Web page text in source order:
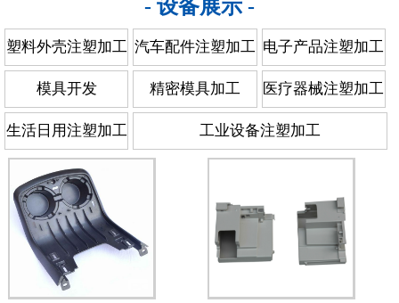
- 设备展示 -
塑料外壳注塑加工 汽车配件注塑加工 电子产品注塑加工
模具开发 精密模具加工 医疗器械注塑加工
生活日用注塑加工 工业设备注塑加工